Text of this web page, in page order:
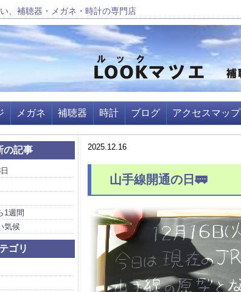
い、補聴器・メガネ・時計の専門店
メガネ 補聴器 時計 ブログ アクセスマップ
2025.12.16
山手線開通の日🚃
の記事
1週間
気候
ゴリ